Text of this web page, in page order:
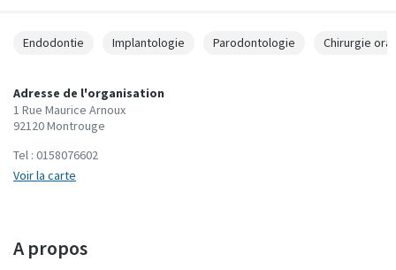
A propos
Endodontie Implantologie Parodontologie Chirurgie
Adresse de l'organisation
1 Rue Maurice Arnoux
92120 Montrouge
Tel : 0158076602
Voir la carte